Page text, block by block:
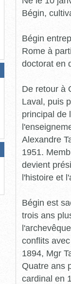
Bégin,
Bégin
Rome à
doctorat en
De retour à
Laval, puis
principal de
Alexandre
1951.
devient
l'histoire et
Bégin est
trois ans
conflits
1894, Mgr
Quatre ans
cardinal en